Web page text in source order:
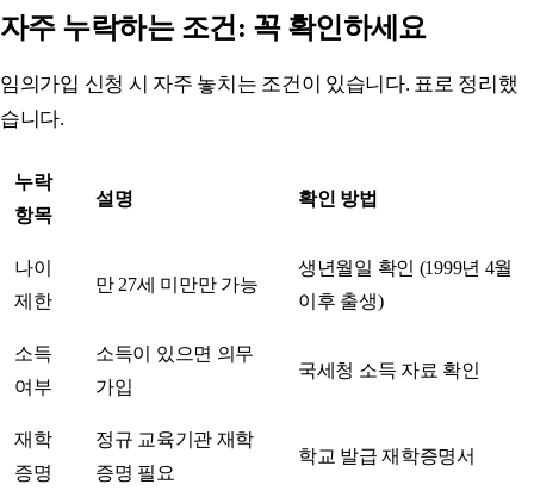
자주 누락하는 조건: 꼭 확인하세요
임의가입 신청 시 자주 놓치는 조건이 있습니다. 표로 정리했
습니다.
누락
항목
설명 확인 방법
나이
제한
만 27세 미만만 가능
생년월일 확인 (1999년 4월
이후 출생)
소득
여부
소득이 있으면 의무
가입
국세청 소득 자료 확인
재학
증명
정규 교육기관 재학
증명 필요
학교 발급 재학증명서